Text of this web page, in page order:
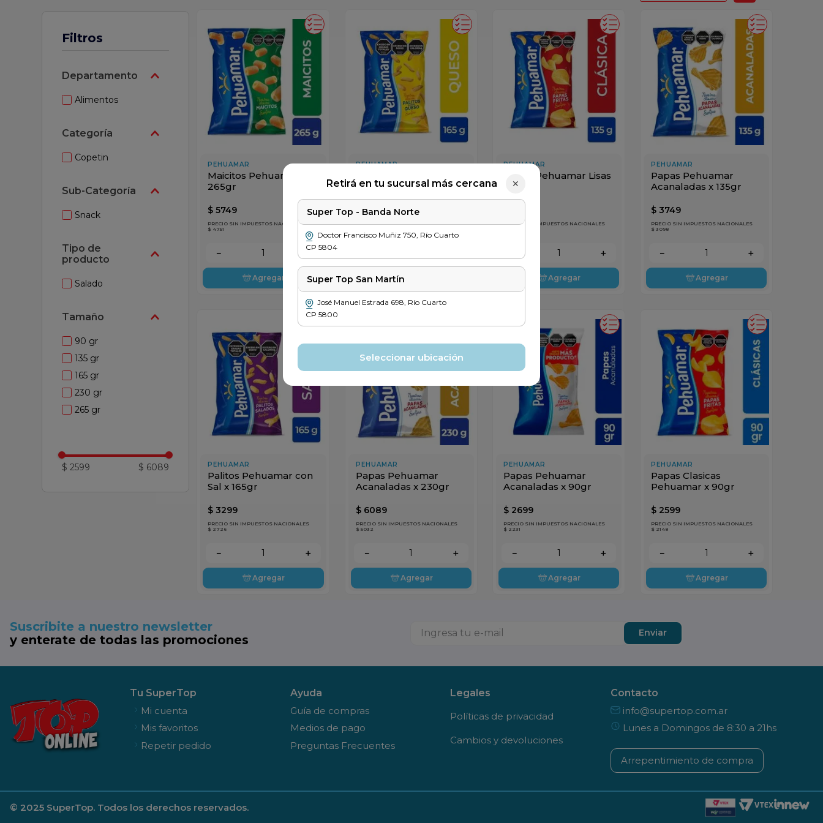
Retirá en tu sucursal más cercana ✕
Super Top - Banda Norte
Doctor Francisco Muñiz 750, Río Cuarto
CP 5804
Super Top San Martín
José Manuel Estrada 698, Río Cuarto
CP 5800
Seleccionar ubicación
Filtros
Departamento
Alimentos
Categoría
Copetin
Sub-Categoría
Snack
Salado
Tamaño
90 gr
135 gr
165 gr
230 gr
265 gr
$ 2599 $ 6089
PEHUAMAR
Maicitos Pehuamar x
265gr
$ 5749
PRECIO SIN IMPUESTOS NACIONALES
$ 4751
＋
－
Agregar
PEHUAMAR
Queso x 165gr
$ 3299
PRECIO SIN IMPUESTOS NACIONALES
Agregar
PEHUAMAR
Papas Pehuamar Lisas
x 135gr
PRECIO SIN IMPUESTOS NACIONALES
＋
Agregar
PEHUAMAR
Papas Pehuamar
Acanaladas x 135gr
$ 3749
PRECIO SIN IMPUESTOS NACIONALES
$ 3098
＋
－
Agregar
PEHUAMAR
Palitos Pehuamar con
Sal x 165gr
$ 3299
PRECIO SIN IMPUESTOS NACIONALES
$ 2726
＋
－
Agregar
PEHUAMAR
Papas Pehuamar
Acanaladas x 230gr
$ 6089
PRECIO SIN IMPUESTOS NACIONALES
$ 5032
＋
－
Agregar
PEHUAMAR
Papas Pehuamar
Acanaladas x 90gr
$ 2699
PRECIO SIN IMPUESTOS NACIONALES
$ 2231
＋
－
Agregar
PEHUAMAR
Papas Clasicas
Pehuamar x 90gr
$ 2599
PRECIO SIN IMPUESTOS NACIONALES
$ 2148
＋
－
Agregar
Suscribite a nuestro newsletter
y enterate de todas las promociones
Enviar
Tu SuperTop
Mi cuenta
Mis favoritos
Repetir pedido
Ayuda
Guía de compras
Medios de pago
Preguntas Frecuentes
Legales
Políticas de privacidad
Cambios y devoluciones
Contacto
info@supertop.com.ar
Lunes a Domingos de 8:30 a 21hs
Arrepentimiento de compra
© 2025 SuperTop. Todos los derechos reservados.